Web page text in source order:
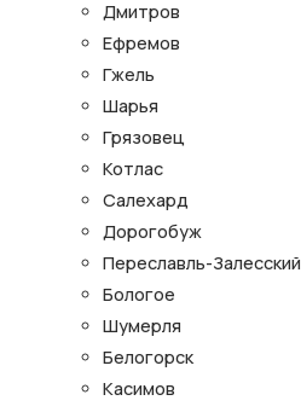
Дмитров
Ефремов
Гжель
Шарья
Грязовец
Котлас
Салехард
Дорогобуж
Переславль-Залесский
Бологое
Шумерля
Белогорск
Касимов